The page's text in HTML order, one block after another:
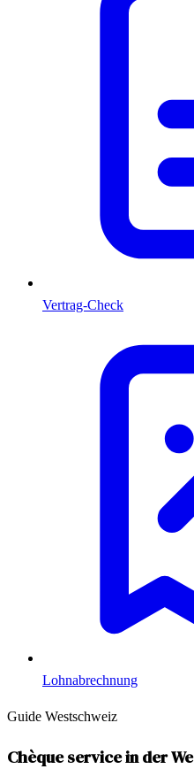
Vertrag-Check
Lohnabrechnung
Guide Westschweiz
Chèque service in der